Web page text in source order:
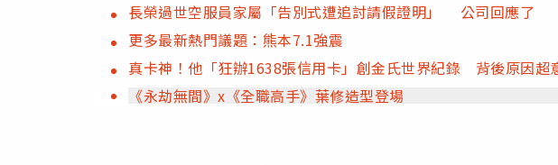
長榮過世空服員家屬「告別式遭追討請假證明」 公司回應了
更多最新熱門議題：熊本7.1強震
真卡神！他「狂辦1638張信用卡」創金氏世界紀錄 背後原因超
《永劫無間》x《全職高手》葉修造型登場